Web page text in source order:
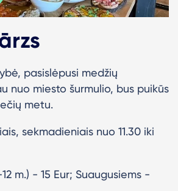
pasislėpusi medžių
nuo miesto šurmulio, bus puikūs
metu.
sekmadieniais nuo 11.30 iki
m.) - 15 Eur; Suaugusiems -